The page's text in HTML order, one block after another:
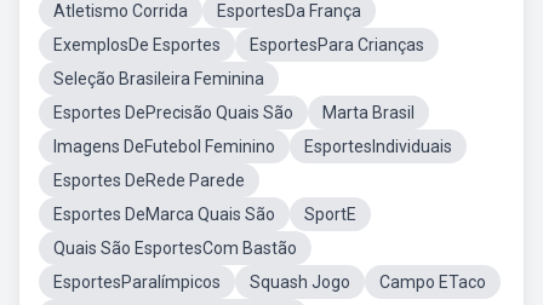
Atletismo Corrida
EsportesDa França
ExemplosDe Esportes
EsportesPara Crianças
Seleção Brasileira Feminina
Esportes DePrecisão Quais São
Marta Brasil
Imagens DeFutebol Feminino
EsportesIndividuais
Esportes DeRede Parede
Esportes DeMarca Quais São
SportE
Quais São EsportesCom Bastão
EsportesParalímpicos
Squash Jogo
Campo ETaco